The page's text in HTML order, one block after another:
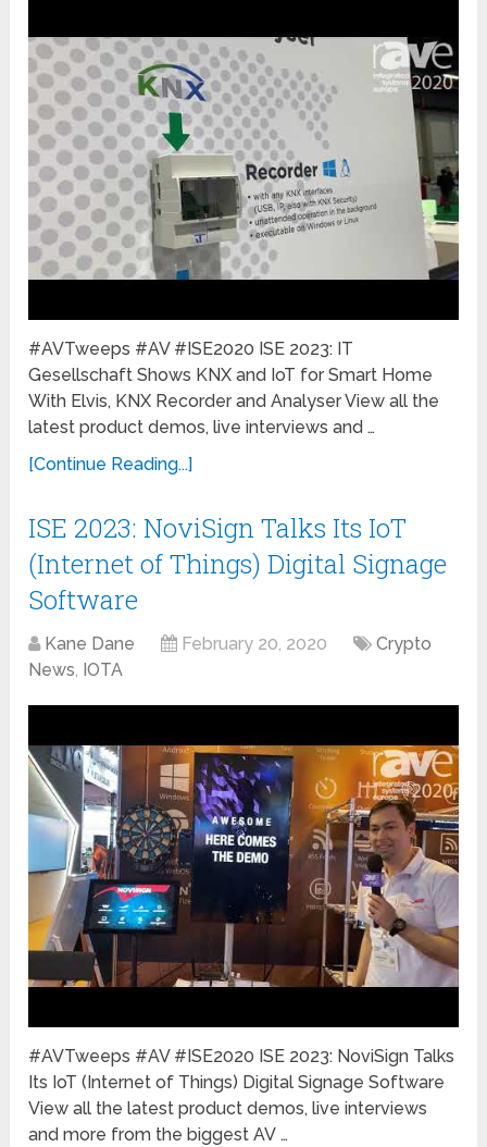
#AVTweeps #AV #ISE2020 ISE 2023: IT
Gesellschaft Shows KNX and IoT for Smart Home
With Elvis, KNX Recorder and Analyser View all the
latest product demos, live interviews and …
[Continue Reading...]
ISE 2023: NoviSign Talks Its IoT
(Internet of Things) Digital Signage
Software
Kane Dane February 20, 2020
Crypto
News, IOTA
#AVTweeps #AV #ISE2020 ISE 2023: NoviSign Talks
Its IoT (Internet of Things) Digital Signage Software
View all the latest product demos, live interviews
and more from the biggest AV …